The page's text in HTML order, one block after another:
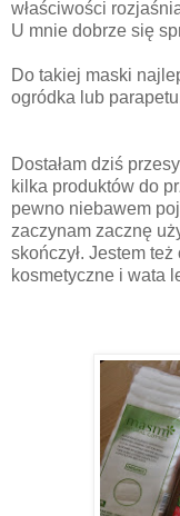
właściwości
U mnie dobrze się
Do takiej maski
ogródka lub
Dostałam dziś
kilka produktów do
pewno niebawem
zaczynam zacznę
skończył. Jestem
kosmetyczne i wata